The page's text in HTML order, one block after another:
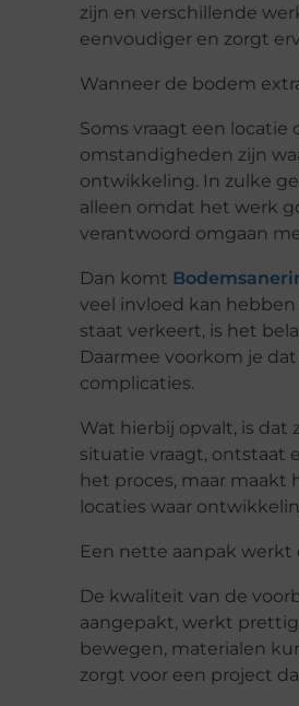
zijn en verschillende
eenvoudiger en zorgt
Wanneer de bodem
Soms vraagt een
omstandigheden zijn
ontwikkeling. In zulke
alleen omdat het werk
verantwoord omgaan
Dan komt
veel invloed kan
staat verkeert, is het
Daarmee voorkom je
complicaties.
Wat hierbij opvalt, is dat
situatie vraagt, ontstaat
het proces, maar maakt
locaties waar
Een nette aanpak
De kwaliteit van de
aangepakt, werkt
bewegen, materialen
zorgt voor een project